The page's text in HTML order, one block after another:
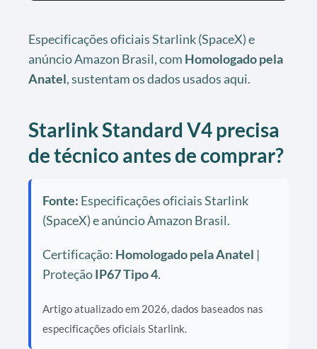
Especificações oficiais Starlink (SpaceX) e
anúncio Amazon Brasil, com Homologado pela
Anatel, sustentam os dados usados aqui.
Starlink Standard V4 precisa
de técnico antes de comprar?
Fonte: Especificações oficiais Starlink
(SpaceX) e anúncio Amazon Brasil.
Certificação: Homologado pela Anatel |
ProteçãoIP67 Tipo 4.
Artigo atualizado em 2026, dados baseados nas
especificações oficiais Starlink.